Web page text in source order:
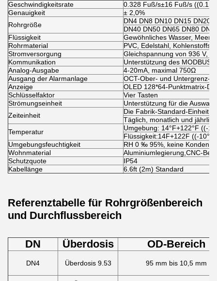
Geschwindigkeitsrate
0.328 Fuß/s±16 Fuß/s
Genauigkeit
± 2,0%
Rohrgröße
DN4 DN8 DN10 DN15 DN20
DN40 DN50 DN65 DN80
Flüssigkeit
Gewöhnliches Wasser,
Rohrmaterial
PVC, Edelstahl,
Stromversorgung
Gleichspannung von 936 V,
Kommunikation
Unterstützung des MODBUS-
Analog-Ausgabe
4-20mA, maximal 750Ω
Ausgang der Alarmanlage
OCT-Ober- und Untergrenz-
Anzeige
OLED 128*64-Punktmatrix-
Schlüsselfaktor
Vier Tasten
Strömungseinheit
Unterstützung für die
Zeiteinheit
Die Fabrik-Standard-Einheit
Täglich, monatlich und jährlich
Temperatur
Umgebung: 14°F+122°F ((-
Flüssigkeit:14F+122F ((-
Umgebungsfeuchtigkeit
RH 0 ‰ 95%, keine
Wohnmaterial
Aluminiumlegierung,CNC-
Schutzquote
IP54
Kabellänge
6.6ft (2m) Standard
Referenztabelle für Rohrgrößenbereich
und Durchflussbereich
DN Überdosis OD-Bereich
DN4 Überdosis 9.53 95 mm bis 10,5 mm